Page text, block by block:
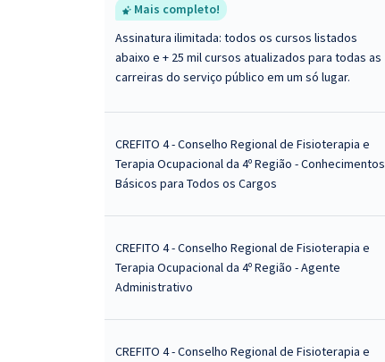
Mais completo!
Assinatura ilimitada: todos os cursos listados
abaixo e + 25 mil cursos atualizados para todas as
carreiras do serviço público em um só lugar.
CREFITO 4 - Conselho Regional de Fisioterapia e
Terapia Ocupacional da 4º Região - Conhecimentos
Básicos para Todos os Cargos
CREFITO 4 - Conselho Regional de Fisioterapia e
Terapia Ocupacional da 4º Região - Agente
Administrativo
CREFITO 4 - Conselho Regional de Fisioterapia e